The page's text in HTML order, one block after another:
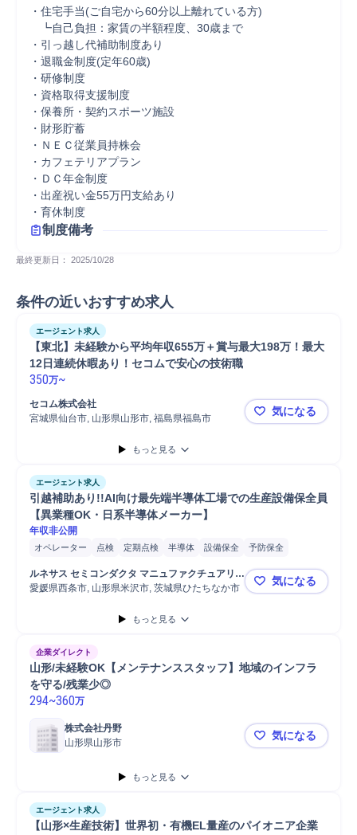
・住宅手当(ご自宅から60分以上離れている方)
┗自己負担：家賃の半額程度、30歳まで
・引っ越し代補助制度あり
・退職金制度(定年60歳)
・研修制度
・資格取得支援制度
・保養所・契約スポーツ施設
・財形貯蓄
・ＮＥＣ従業員持株会
・カフェテリアプラン
・ＤＣ年金制度
・出産祝い金55万円支給あり
・育休制度
制度備考
最終更新日： 2025/10/28
条件の近いおすすめ求人
エージェント求人
【東北】未経験から平均年収655万＋賞与最大198万！最大
12日連続休暇あり！セコムで安心の技術職
350万~
セコム株式会社
宮城県仙台市, 山形県山形市, 福島県福島市
【東北】未
気になる
もっと見る
エージェント求人
引越補助あり!!AI向け最先端半導体工場での生産設備保全員
【異業種OK・日系半導体メーカー】
年収非公開
オペレーター 点検 定期点検 半導体 設備保全
予防保全
生産設備メンテナンス
生産設備 部品交換
電気設備メンテナンス
設備点検 半導体プラント
ルネサス セミコンダクタ マニュファクチュアリン
グ株式会社
愛媛県西条市, 山形県米沢市, 茨城県ひたちなか市 引越補助あ
気になる
もっと見る
企業ダイレクト
山形/未経験OK【メンテナンススタッフ】地域のインフラ
を守る/残業少◎
294~360万
株式会社丹野
山形県山形市
山形/未経
気になる
もっと見る
エージェント求人
【山形×生産技術】世界初・有機EL量産のパイオニア企業